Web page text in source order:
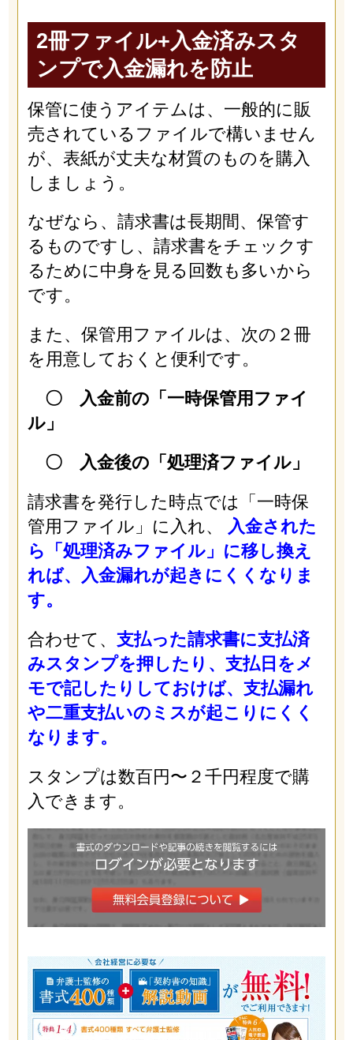
2冊ファイル+入金済みスタ
ンプで入金漏れを防止
保管に使うアイテムは、一般的に販
売されているファイルで構いません
が、表紙が丈夫な材質のものを購入
しましょう。
なぜなら、請求書は長期間、保管す
るものですし、請求書をチェックす
るために中身を見る回数も多いから
です。
また、保管用ファイルは、次の２冊
を用意しておくと便利です。
〇 入金前の「一時保管用ファイ
ル」
〇 入金後の「処理済ファイル」
請求書を発行した時点では「一時保
管用ファイル」に入れ、
入金された
ら「処理済みファイル」に移し換え
れば、入金漏れが起きにくくなりま
す。
合わせて、 支払った請求書に支払済
みスタンプを押したり、支払日をメ
モで記したりしておけば、支払漏れ
や二重支払いのミスが起こりにくく
なります。
スタンプは数百円〜２千円程度で購
入できます。